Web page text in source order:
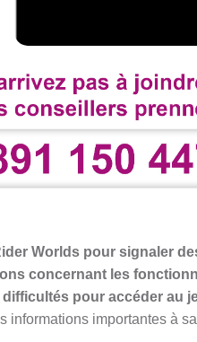
Worlds pour signaler
concernant les
pour accéder au
informations importantes à